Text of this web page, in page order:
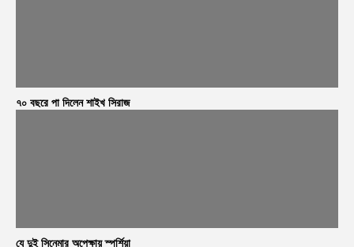
৭০ বছরে পা দিলেন শাইখ সিরাজ
যে দুই সিনেমার অপেক্ষায় স্পর্শিয়া